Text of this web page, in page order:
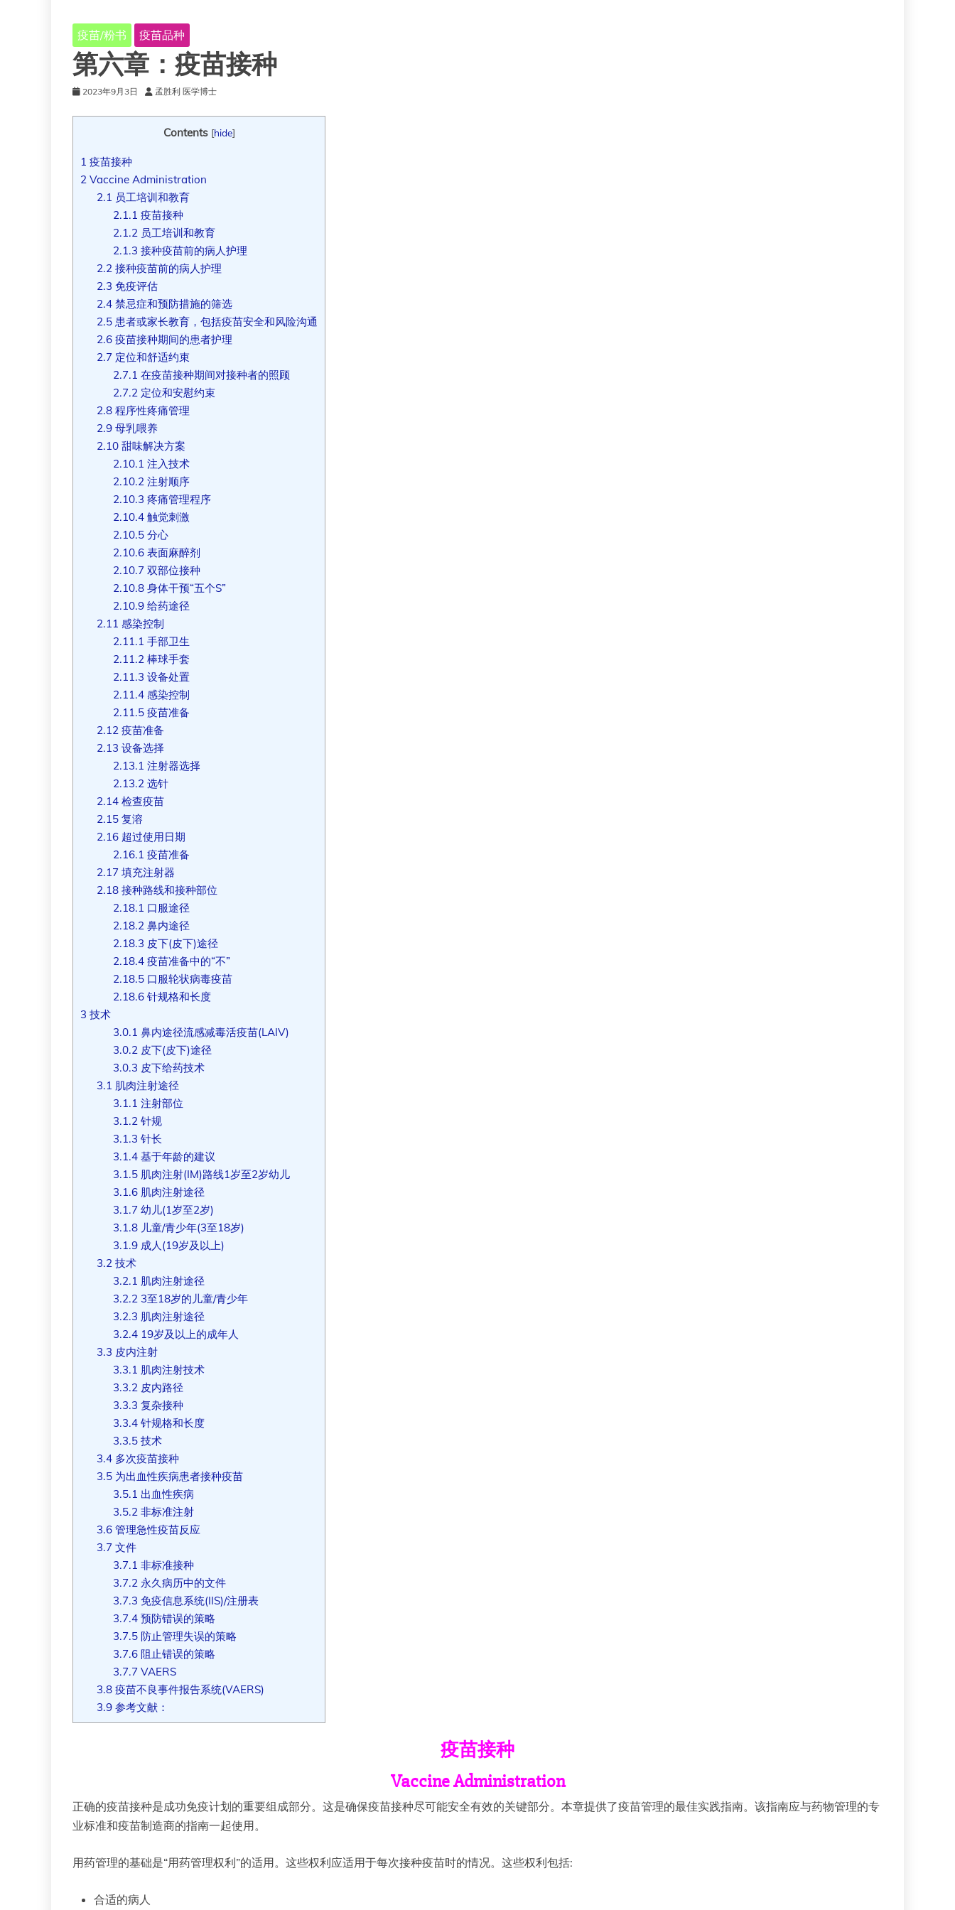
疫苗/粉书 疫苗品种
第六章：疫苗接种
2023年9月3日 孟胜利 医学博士
Contents [hide]
1 疫苗接种
2 Vaccine Administration
2.1 员工培训和教育
2.1.1 疫苗接种
2.1.2 员工培训和教育
2.1.3 接种疫苗前的病人护理
2.2 接种疫苗前的病人护理
2.3 免疫评估
2.4禁忌症和预防措施的筛选
2.5患者或家长教育，包括疫苗安全和风险沟通
2.6疫苗接种期间的患者护理
2.7定位和舒适约束
2.7.1 在疫苗接种期间对接种者的照顾
2.7.2 定位和安慰约束
2.8程序性疼痛管理
2.9母乳喂养
2.10甜味解决方案
2.10.1 注入技术
2.10.2 注射顺序
2.10.3 疼痛管理程序
2.10.4触觉刺激
2.10.5分心
2.10.6表面麻醉剂
2.10.7双部位接种
2.10.8身体干预“五个S”
2.10.9给药途径
2.11 感染控制
2.11.1 手部卫生
2.11.2 棒球手套
2.11.3 设备处置
2.11.4感染控制
2.11.5疫苗准备
2.12 疫苗准备
2.13 设备选择
2.13.1 注射器选择
2.13.2 选针
2.14检查疫苗
2.15复溶
2.16超过使用日期
2.16.1 疫苗准备
2.17填充注射器
2.18接种路线和接种部位
2.18.1 口服途径
2.18.2 鼻内途径
2.18.3 皮下(皮下)途径
2.18.4疫苗准备中的“不”
2.18.5口服轮状病毒疫苗
2.18.6针规格和长度
3 技术
3.0.1 鼻内途径流感减毒活疫苗(LAIV)
3.0.2 皮下(皮下)途径
3.0.3 皮下给药技术
3.1 肌肉注射途径
3.1.1 注射部位
3.1.2 针规
3.1.3 针长
3.1.4基于年龄的建议
3.1.5肌肉注射(IM)路线1岁至2岁幼儿
3.1.6肌肉注射途径
3.1.7幼儿(1岁至2岁)
3.1.8儿童/青少年(3至18岁)
3.1.9成人(19岁及以上)
3.2 技术
3.2.1 肌肉注射途径
3.2.2 3至18岁的儿童/青少年
3.2.3 肌肉注射途径
3.2.419岁及以上的成年人
3.3 皮内注射
3.3.1 肌肉注射技术
3.3.2 皮内路径
3.3.3 复杂接种
3.3.4针规格和长度
3.3.5技术
3.4多次疫苗接种
3.5为出血性疾病患者接种疫苗
3.5.1 出血性疾病
3.5.2 非标准注射
3.6管理急性疫苗反应
3.7文件
3.7.1 非标准接种
3.7.2 永久病历中的文件
3.7.3 免疫信息系统(IIS)/注册表
3.7.4预防错误的策略
3.7.5防止管理失误的策略
3.7.6阻止错误的策略
3.7.7VAERS
3.8疫苗不良事件报告系统(VAERS)
3.9参考文献：
疫苗接种
Vaccine Administration
正确的疫苗接种是成功免疫计划的重要组成部分。这是确保疫苗接种尽可能安全有效的关键部分。本章提供了疫苗管理的最佳实践指南。该指南应与药物管理的专
业标准和疫苗制造商的指南一起使用。
用药管理的基础是“用药管理权利”的适用。这些权利应适用于每次接种疫苗时的情况。这些权利包括:
合适的病人